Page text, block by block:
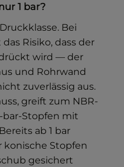
1 bar?
Bei
Risiko, dass der
wird — der
und Rohrwand
zuverlässig aus.
greift zum NBR-
bar-Stopfen mit
ab 1 bar
konische Stopfen
gesichert